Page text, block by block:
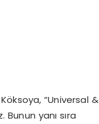
“Universal &
yanı sıra